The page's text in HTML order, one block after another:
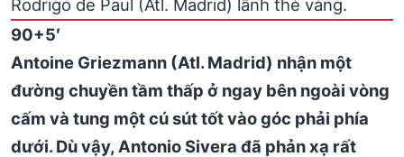
Rodrigo de Paul (Atl. Madrid) lãnh thẻ vàng.
90+5′
Antoine Griezmann (Atl. Madrid) nhận một
đường chuyền tầm thấp ở ngay bên ngoài vòng
cấm và tung một cú sút tốt vào góc phải phía
dưới. Dù vậy, Antonio Sivera đã phản xạ rất